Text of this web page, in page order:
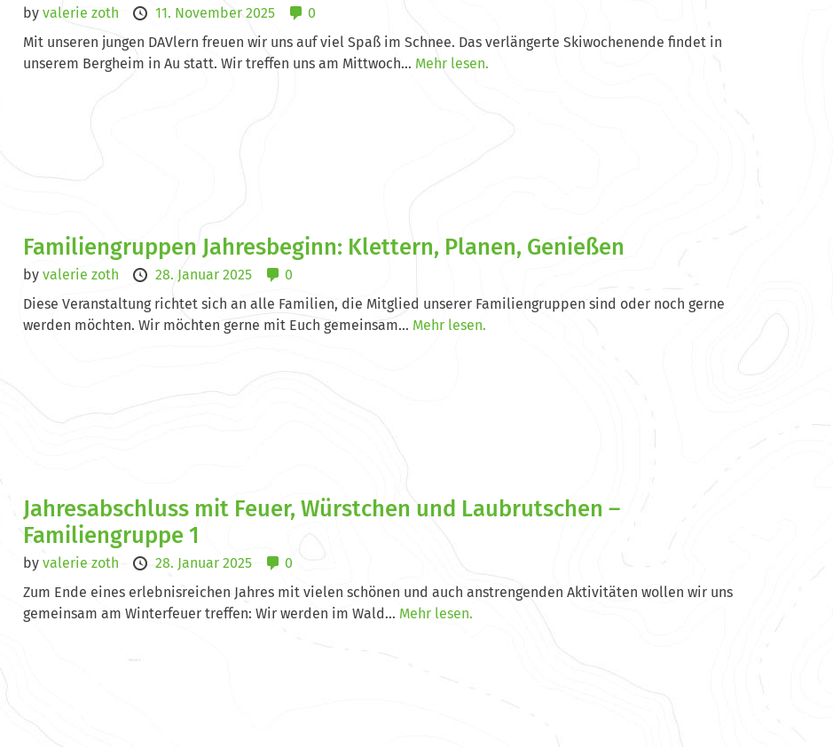
by valerie zoth 11. November 2025
0
Mit unseren jungen DAVlern freuen wir uns auf viel Spaß im Schnee. Das verlängerte Skiwochenende findet in
unserem Bergheim in Au statt. Wir treffen uns am Mittwoch... Mehr lesen.
Familiengruppen Jahresbeginn: Klettern, Planen, Genießen
by valerie zoth 28. Januar 2025
0
Diese Veranstaltung richtet sich an alle Familien, die Mitglied unserer Familiengruppen sind oder noch gerne
werden möchten. Wir möchten gerne mit Euch gemeinsam... Mehr lesen.
Jahresabschluss mit Feuer, Würstchen und Laubrutschen –
Familiengruppe 1
by valerie zoth 28. Januar 2025
0
Zum Ende eines erlebnisreichen Jahres mit vielen schönen und auch anstrengenden Aktivitäten wollen wir uns
gemeinsam am Winterfeuer treffen: Wir werden im Wald... Mehr lesen.